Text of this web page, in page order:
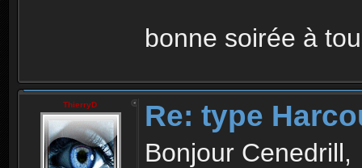
bonne soirée à
ThierryD Re: type
Bonjour Cenedrill,